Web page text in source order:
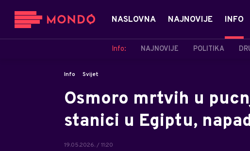
NASLOVNA NAJNOVIJE INFO
Info: NAJNOVIJE POLITIKA
Info Svijet
Osmoro mrtvih u
stanici u Egiptu,
19.05.2026. / 11:20